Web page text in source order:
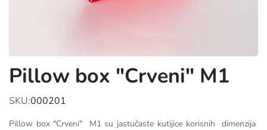
Pillow box "Crveni" M1
SKU:000201
Pillow box "Crveni" M1 su jastučaste kutijice korisnih dimenzija